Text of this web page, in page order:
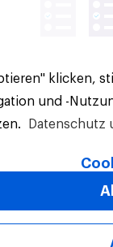
klicken,
und -
Datenschutz